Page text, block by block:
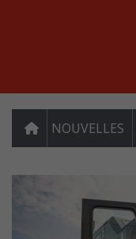
NOUVELLES